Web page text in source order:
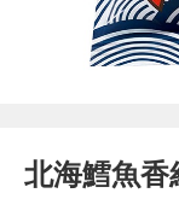
北海鱈魚香